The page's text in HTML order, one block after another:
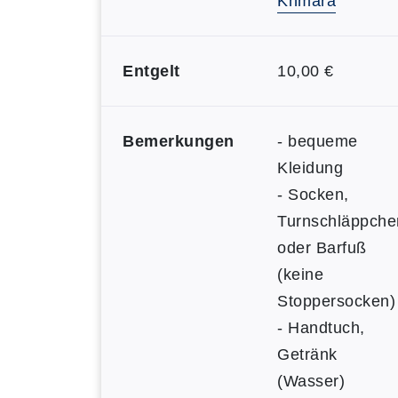
Entgelt 10,00 €
Bemerkungen
- bequeme
Kleidung
- Socken,
oder Barfuß
(keine
Stoppersocken)
- Handtuch,
Getränk
(Wasser)